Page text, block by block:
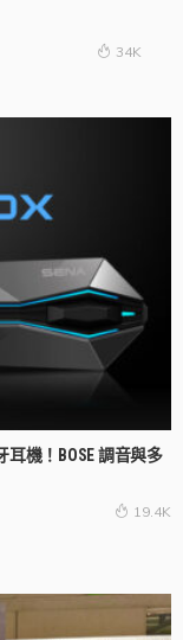
34K
耳機！BOSE 調音與多
19.4K